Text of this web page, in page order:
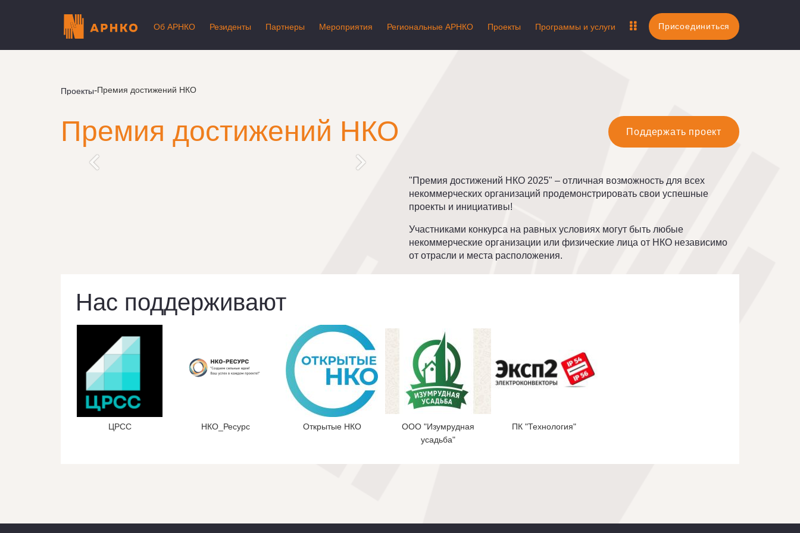
Об АРНКО Резиденты Партнеры Мероприятия Региональные АРНКО Проекты Программы и услуги Присоединиться
Проекты-Премия достижений НКО
Премия достижений НКО Поддержать проект
"Премия достижений НКО 2025" – отличная возможность для всех
некоммерческих организаций продемонстрировать свои успешные
проекты и инициативы!
Участниками конкурса на равных условиях могут быть любые
некоммерческие организации или физические лица от НКО независимо
от отрасли и места расположения.
Нас поддерживают
ЦРСС НКО_Ресурс Открытые НКО
ООО "Изумрудная
усадьба"
ПК "Технология"